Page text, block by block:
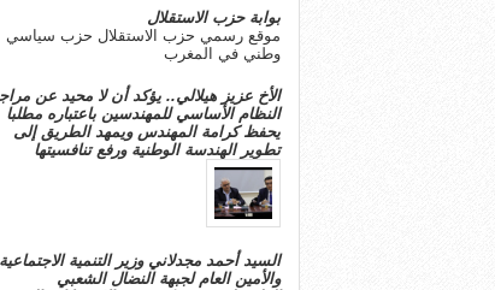
بوابة حزب الاستقلال
موقع رسمي حزب الاستقلال حزب سياسي
وطني في المغرب
الأخ عزيز هيلالي.. يؤكد أن لا محيد عن
النظام الأساسي للمهندسين باعتباره مطلبا
يحفظ كرامة المهندس ويمهد الطريق إلى
تطوير الهندسة الوطنية ورفع تنافسيتها
السيد أحمد مجدلاني وزير التنمية الاجتماعية
والأمين العام لجبهة النضال الشعبي